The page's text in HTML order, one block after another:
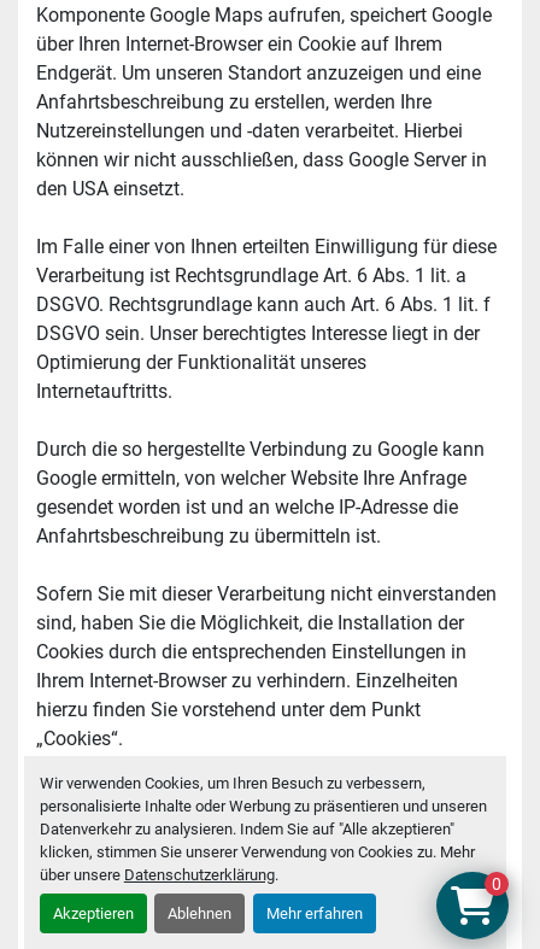
Wir verwenden Cookies, um Ihren Besuch zu verbessern,
personalisierte Inhalte oder Werbung zu präsentieren und unseren
Datenverkehr zu analysieren. Indem Sie auf "Alle akzeptieren"
klicken, stimmen Sie unserer Verwendung von Cookies zu. Mehr
über unsere Datenschutzerklärung.
Akzeptieren Ablehnen Mehr erfahren
Komponente Google Maps aufrufen, speichert Google
über Ihren Internet-Browser ein Cookie auf Ihrem
Endgerät. Um unseren Standort anzuzeigen und eine
Anfahrtsbeschreibung zu erstellen, werden Ihre
Nutzereinstellungen und -daten verarbeitet. Hierbei
können wir nicht ausschließen, dass Google Server in
den USA einsetzt.
Im Falle einer von Ihnen erteilten Einwilligung für diese
Verarbeitung ist Rechtsgrundlage Art. 6 Abs. 1 lit. a
DSGVO. Rechtsgrundlage kann auch Art. 6 Abs. 1 lit. f
DSGVO sein. Unser berechtigtes Interesse liegt in der
Optimierung der Funktionalität unseres
Internetauftritts.
Durch die so hergestellte Verbindung zu Google kann
Google ermitteln, von welcher Website Ihre Anfrage
gesendet worden ist und an welche IP-Adresse die
Anfahrtsbeschreibung zu übermitteln ist.
Sofern Sie mit dieser Verarbeitung nicht einverstanden
sind, haben Sie die Möglichkeit, die Installation der
Cookies durch die entsprechenden Einstellungen in
Ihrem Internet-Browser zu verhindern. Einzelheiten
hierzu finden Sie vorstehend unter dem Punkt
„Cookies“.
Zudem erfolgt die Nutzung von Google Maps sowie der
über Google Maps erlangten Informationen nach den
Google-Nutzungsbedingungen
https://policies.google.com/terms?gl=DE&hl=de und
den Geschäftsbedingungen für Google
Mapshttps://www.google.com/intl/de_de/help/terms_
0